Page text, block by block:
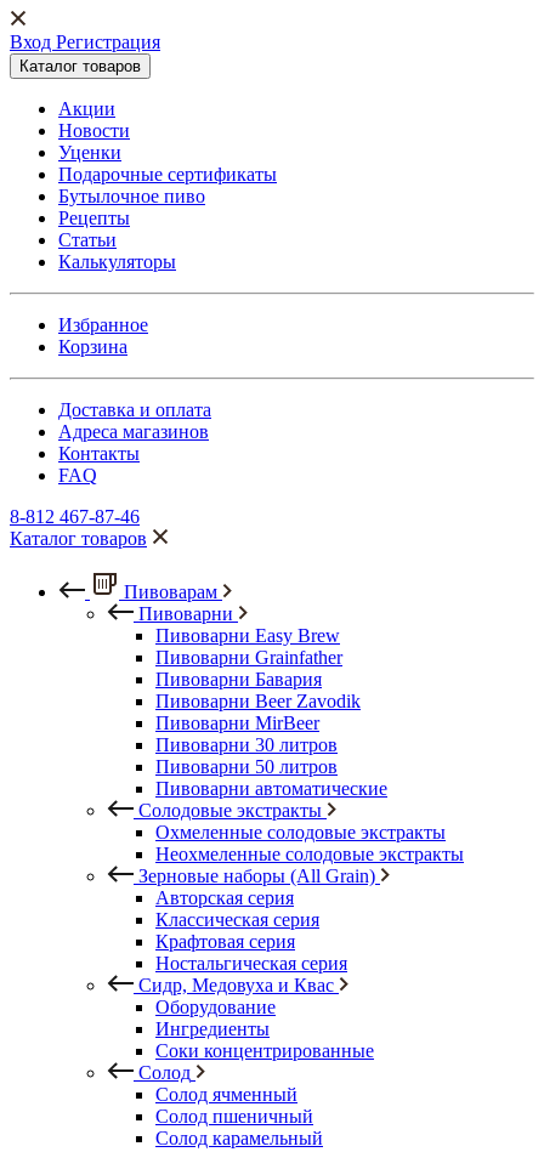
Вход Регистрация
Каталог товаров
Акции
Новости
Уценки
Подарочные сертификаты
Бутылочное пиво
Рецепты
Статьи
Калькуляторы
Избранное
Корзина
Доставка и оплата
Адреса магазинов
Контакты
FAQ
8-812 467-87-46
Каталог товаров
Пивоварам
Пивоварни
Пивоварни Easy Brew
Пивоварни Grainfather
Пивоварни Бавария
Пивоварни Beer Zavodik
Пивоварни MirBeer
Пивоварни 30 литров
Пивоварни 50 литров
Пивоварни автоматические
Солодовые экстракты
Охмеленные солодовые экстракты
Неохмеленные солодовые экстракты
Зерновые наборы (All Grain)
Авторская серия
Классическая серия
Крафтовая серия
Ностальгическая серия
Сидр, Медовуха и Квас
Оборудование
Ингредиенты
Соки концентрированные
Солод
Солод ячменный
Солод пшеничный
Солод карамельный